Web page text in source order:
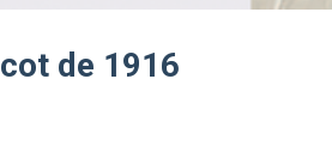
de 1916